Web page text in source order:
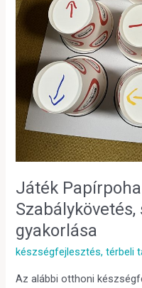
Játék
gyakorlása
készségfejlesztés,térbeli
Az alábbi otthoni